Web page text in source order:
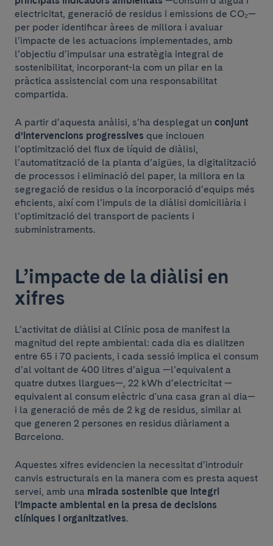
electricitat, generació de residus i emissions de CO₂—
per poder identificar àrees de millora i avaluar
l’impacte de les actuacions implementades, amb
l’objectiu d’impulsar una estratègia integral de
sostenibilitat, incorporant-la com un pilar en la
pràctica assistencial com una responsabilitat
compartida.
A partir d’aquesta anàlisi, s’ha desplegat un conjunt
d’intervencions progressives que inclouen
l’optimització del flux de líquid de diàlisi,
l’automatització de la planta d’aigües, la digitalització
de processos i eliminació del paper, la millora en la
segregació de residus o la incorporació d’equips més
eficients, així com l’impuls de la diàlisi domiciliària i
l’optimització del transport de pacients i
subministraments.
L’impacte de la diàlisi en
xifres
L’activitat de diàlisi al Clínic posa de manifest la
magnitud del repte ambiental: cada dia es dialitzen
entre 65 i 70 pacients, i cada sessió implica el consum
d’al voltant de 400 litres d’aigua —l’equivalent a
quatre dutxes llargues—, 22 kWh d’electricitat —
equivalent al consum elèctric d'una casa gran al dia—
i la generació de més de 2 kg de residus, similar al
que generen 2 persones en residus diàriament a
Barcelona.
Aquestes xifres evidencien la necessitat d’introduir
canvis estructurals en la manera com es presta aquest
servei, amb una mirada sostenible que integri
l’impacte ambiental en la presa de decisions
clíniques i organitzatives.